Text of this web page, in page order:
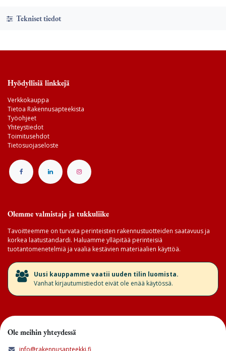
Tekniset tiedot
Hyödyllisiä linkkejä
Verkkokauppa
Tietoa Rakennusapteekista
Työohjeet
Yhteystiedot
Toimitusehdot
Tietosuojaseloste
Olemme valmistaja ja tukkuliike
Tavoitteemme on turvata perinteisten rakennustuotteiden saatavuus ja
korkea laatustandardi. Haluamme ylläpitää perinteisiä
tuotantomenetelmiä ja vaalia kestävien materiaalien käyttöä.
​Uusi kauppamme vaatii uuden tilin luomista.
Vanhat kirjautumistiedot eivät ole enää käytössä.
Ole meihin yhteydessä